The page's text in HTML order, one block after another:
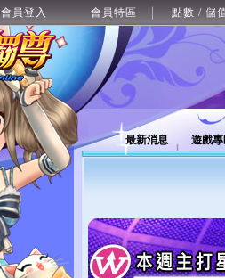
會員登入 會員特區 點數 / 儲
最新消息 遊戲